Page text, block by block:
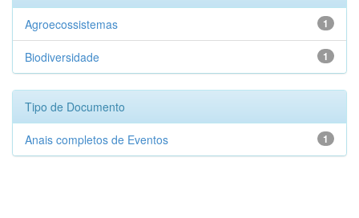
1
Agroecossistemas
1
Biodiversidade
Tipo de Documento
1
Anais completos de Eventos